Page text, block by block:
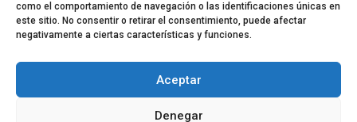
como el comportamiento de navegación o las identificaciones únicas en
este sitio. No consentir o retirar el consentimiento, puede afectar
negativamente a ciertas características y funciones.
Aceptar
Denegar
Equipo EPDLT Contacto